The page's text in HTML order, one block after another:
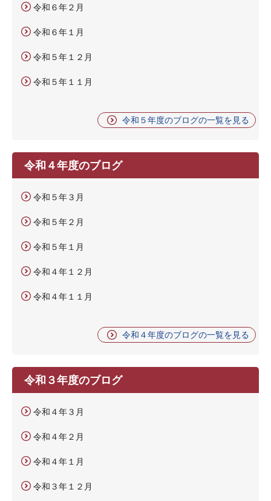
令和６年２月
令和６年１月
令和５年１２月
令和５年１１月
令和５年度のブログの一覧を見る
令和４年度のブログ
令和５年３月
令和５年２月
令和５年１月
令和４年１２月
令和４年１１月
令和４年度のブログの一覧を見る
令和３年度のブログ
令和４年３月
令和４年２月
令和４年１月
令和３年１２月